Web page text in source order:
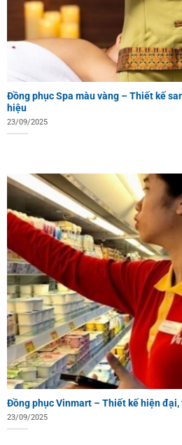
Đồng phục Spa màu vàng – Thiết kế
hiệu
23/09/2025
Đồng phục Vinmart – Thiết kế hiện
23/09/2025